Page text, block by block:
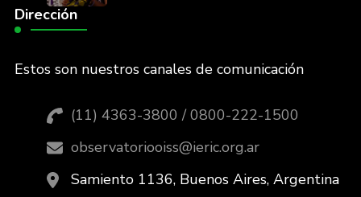
Dirección
Estos son nuestros canales de comunicación
(11) 4363-3800 / 0800-222-1500
observatoriooiss@ieric.org.ar
Samiento 1136, Buenos Aires, Argentina